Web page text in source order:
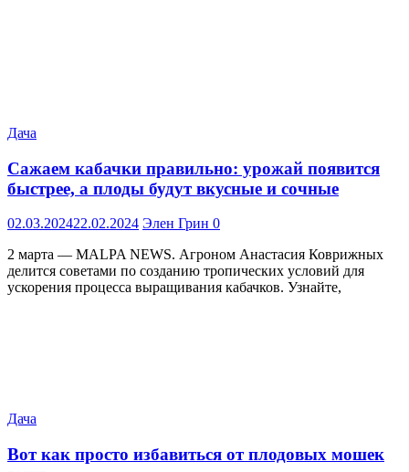
Дача
Сажаем кабачки правильно: урожай появится
быстрее, а плоды будут вкусные и сочные
02.03.202422.02.2024 Элен Грин 0
2 марта — MALPA NEWS. Агроном Анастасия Коврижных
делится советами по созданию тропических условий для
ускорения процесса выращивания кабачков. Узнайте,
Дача
Вот как просто избавиться от плодовых мошек